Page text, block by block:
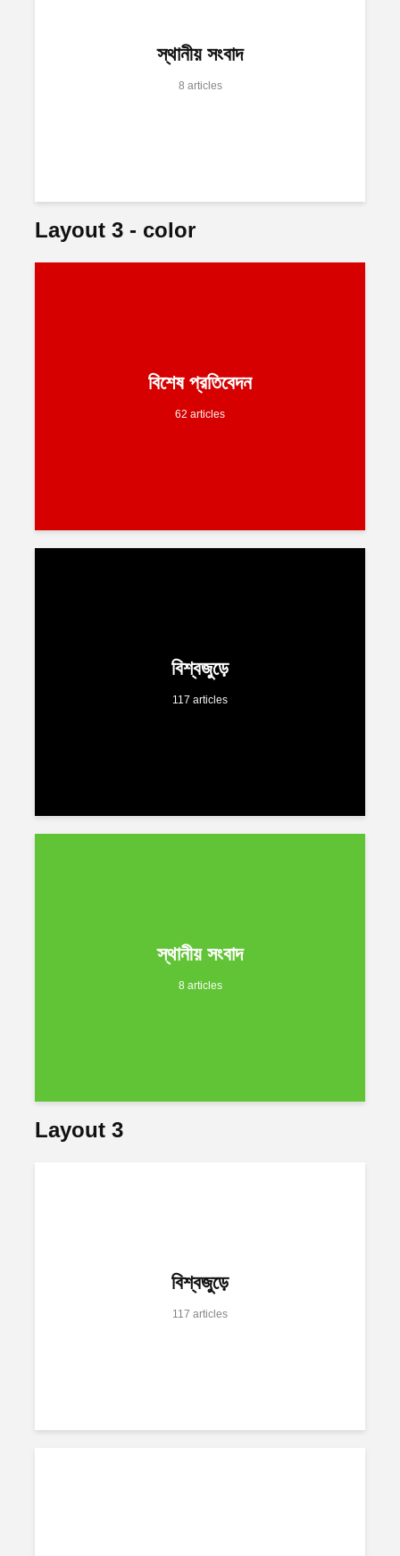
স্থানীয় সংবাদ
8 articles
Layout 3 - color
বিশেষ প্রতিবেদন
62 articles
বিশ্বজুড়ে
117 articles
স্থানীয় সংবাদ
8 articles
Layout 3
বিশ্বজুড়ে
117 articles